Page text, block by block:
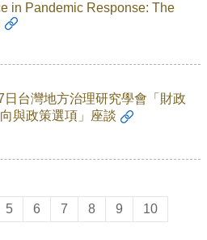
in Pandemic Response: The
日台灣地方治理研究學會「財政
與政策選項」座談
5 6 7 8 9 10